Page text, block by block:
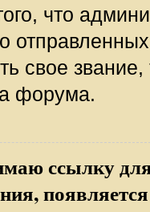
что
свое
форума.
ссылку